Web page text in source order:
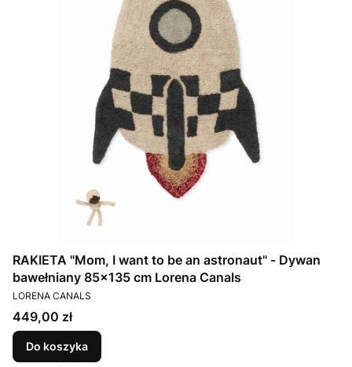
RAKIETA "Mom, I want to be an astronaut" - Dywan
bawełniany 85x135 cm Lorena Canals
PRODUCENT
LORENA CANALS
Cena
449,00 zł
Do koszyka